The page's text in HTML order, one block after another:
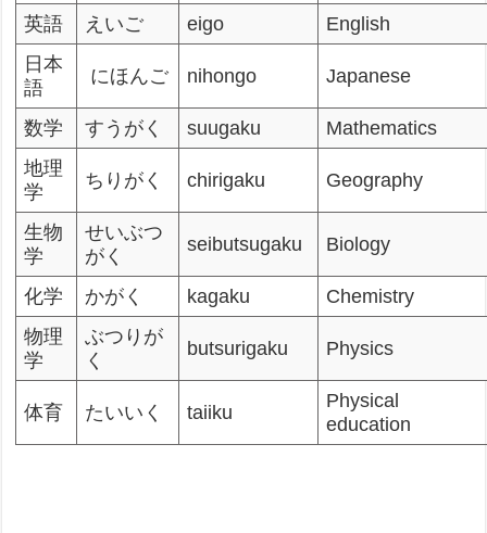
英語
えいご eigo
English
日本
語
にほんご nihongo Japanese
数学 すうがく suugaku
Mathematics
地理
学
ちりがく chirigaku Geography
生物
学
せいぶつ
がく
seibutsugaku Biology
化学 かがく kagaku
Chemistry
物理
学
ぶつりが
く
butsurigaku Physics
体育 たいいく taiiku
Physical
education